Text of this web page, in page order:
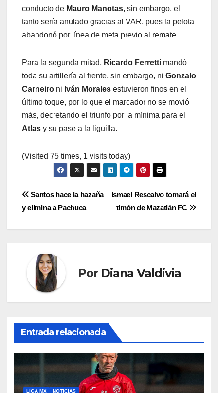
conducto de Mauro Manotas, sin embargo, el
tanto sería anulado gracias al VAR, pues la pelota
abandonó por línea de meta previo al remate.
Para la segunda mitad, Ricardo Ferretti mandó
toda su artillería al frente, sin embargo, ni Gonzalo
Carneiro ni Iván Morales estuvieron finos en el
último toque, por lo que el marcador no se movió
más, decretando el triunfo por la mínima para el
Atlas y su pase a la liguilla.
(Visited 75 times, 1 visits today)
Navegación
de
Ismael Rescalvo tomará el
timón de Mazatlán FC
Santos hace la hazaña
y elimina a Pachuca
Por Diana Valdivia
Entrada relacionada
LIGA MX NOTICIAS